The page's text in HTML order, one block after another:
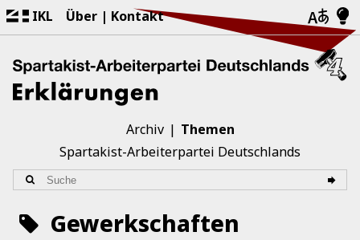
IKL Über Kontakt
Archiv
Themen
Spartakist-Arbeiterpartei Deutschlands
Gewerkschaften